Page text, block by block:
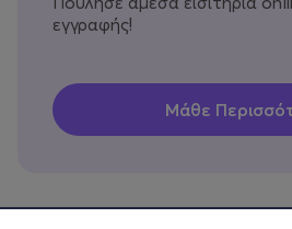
εγγραφής!